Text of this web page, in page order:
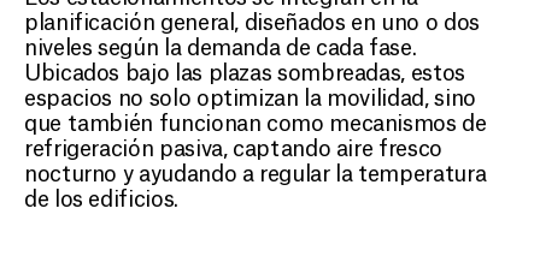
planificación general, diseñados en uno o dos
niveles según la demanda de cada fase.
Ubicados bajo las plazas sombreadas, estos
espacios no solo optimizan la movilidad, sino
que también funcionan como mecanismos de
refrigeración pasiva, captando aire fresco
nocturno y ayudando a regular la temperatura
de los edificios.